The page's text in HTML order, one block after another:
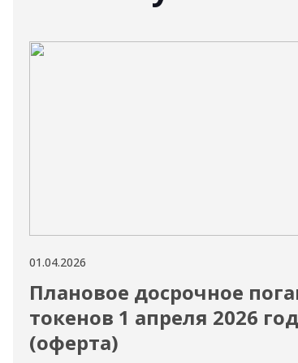
01.04.2026
Плановое досрочное
токенов 1 апреля 2026
(оферта)